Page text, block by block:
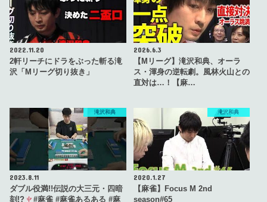
2022.11.20
2軒リーチにドラをぶった斬る滝
沢「Mリーグ切り抜き」
2026.6.3
【Mリーグ】滝沢和典、オーラ
ス・渾身の逆転劇。風林火山との
直対は…！【麻…
滝沢和典
2023.8.11
ダブル役満!!伝説の大三元・四暗
刻!?
#麻雀 #麻雀あるある #麻
滝沢和典
2020.1.27
【麻雀】Focus M 2nd
season#65